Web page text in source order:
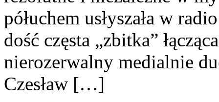
półuchem usłyszała w
dość częsta „zbitka”
nierozerwalny medialnie
Czesław […]